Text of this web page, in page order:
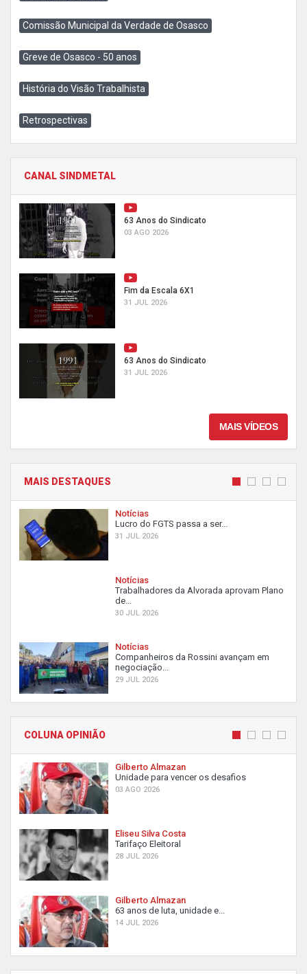
Comissão Municipal da Verdade de Osasco
Greve de Osasco - 50 anos
História do Visão Trabalhista
Retrospectivas
CANAL SINDMETAL
63 Anos do Sindicato
03 AGO 2026
Fim da Escala 6X1
31 JUL 2026
63 Anos do Sindicato
31 JUL 2026
MAIS VÍDEOS
MAIS DESTAQUES
Notícias
Lucro do FGTS passa a ser...
31 JUL 2026
Notícias
Trabalhadores da Alvorada aprovam Plano
de...
30 JUL 2026
Notícias
Companheiros da Rossini avançam em
negociação...
29 JUL 2026
COLUNA OPINIÃO
Gilberto Almazan
Unidade para vencer os desafios
03 AGO 2026
Eliseu Silva Costa
Tarifaço Eleitoral
28 JUL 2026
Gilberto Almazan
63 anos de luta, unidade e...
14 JUL 2026